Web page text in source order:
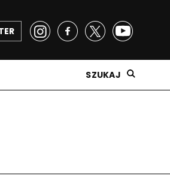
SZUKAJ